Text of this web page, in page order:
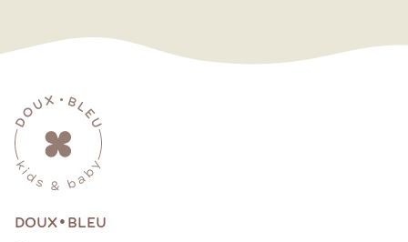
DOUX• BLEU